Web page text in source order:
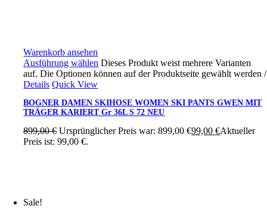
Warenkorb ansehen
Ausführung wählen Dieses Produkt weist mehrere Varianten
auf. Die Optionen können auf der Produktseite gewählt werden/
Details Quick View
BOGNER DAMEN SKIHOSE WOMEN SKI PANTS GWEN MIT
TRÄGER KARIERT Gr 36L S 72 NEU
899,00€ Ursprünglicher Preis war: 899,00 €99,00€Aktueller
Preis ist: 99,00 €.
Sale!